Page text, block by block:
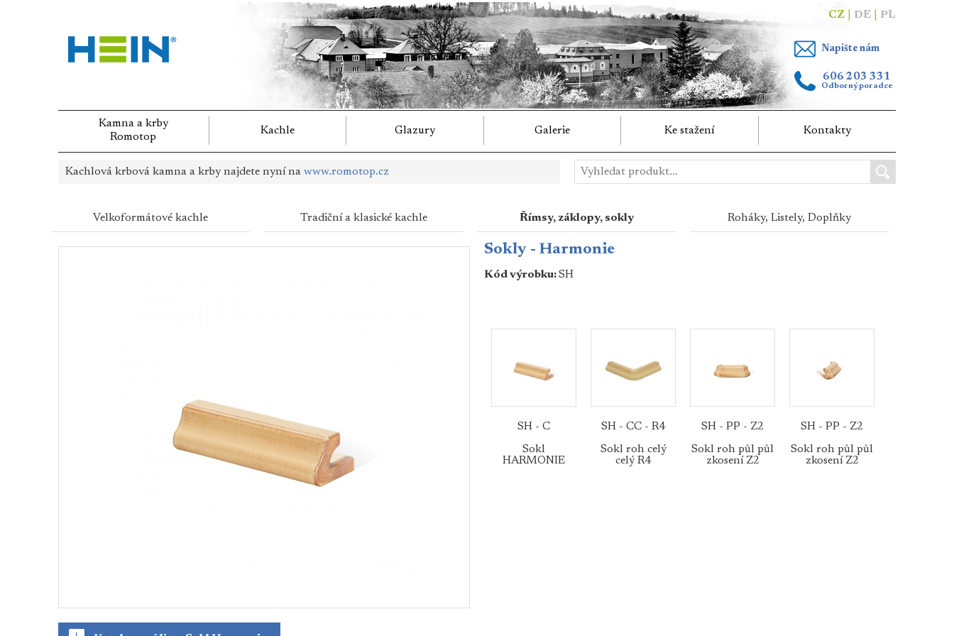
Napište nám
606 203 331
Odborný poradce
CZ DE PL
Kamna a krby
Romotop
Kachle Glazury Galerie Ke stažení Kontakty
Kachlová krbová kamna a krby najdete nyní na www.romotop.cz
Velkoformátové kachle Tradiční a klasické kachle Římsy, záklopy, sokly Roháky, Listely, Doplňky
Sokly - Harmonie
Kód výrobku:SH
SH - C
Sokl
HARMONIE
SH - CC - R4
Sokl roh celý
celý R4
SH - PP - Z2
Sokl roh půl půl
zkosení Z2
SH - PP - Z2
Sokl roh půl půl
zkosení Z2